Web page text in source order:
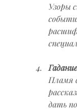
Узоры
Пламя
дать